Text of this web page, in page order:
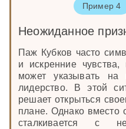
Пример 4
Неожиданное
Паж Кубков часто
и искренние
может указывать
лидерство. В этой
решает открыться
плане. Однако вместо
сталкивается с